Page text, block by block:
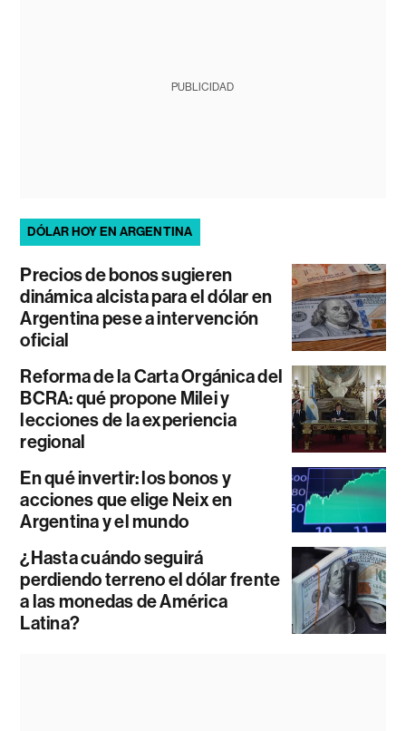
PUBLICIDAD
DÓLAR HOY EN ARGENTINA
Precios de bonos sugieren
dinámica alcista para el dólar en
Argentina pese a intervención
oficial
Reforma de la Carta Orgánica del
BCRA: qué propone Milei y
lecciones de la experiencia
regional
En qué invertir: los bonos y
acciones que elige Neix en
Argentina y el mundo
¿Hasta cuándo seguirá
perdiendo terreno el dólar frente
a las monedas de América
Latina?